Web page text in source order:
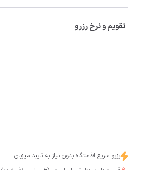
تقویم و نرخ رزرو
رزرو سریع اقامتگاه بدون نیاز به تایید میزبان